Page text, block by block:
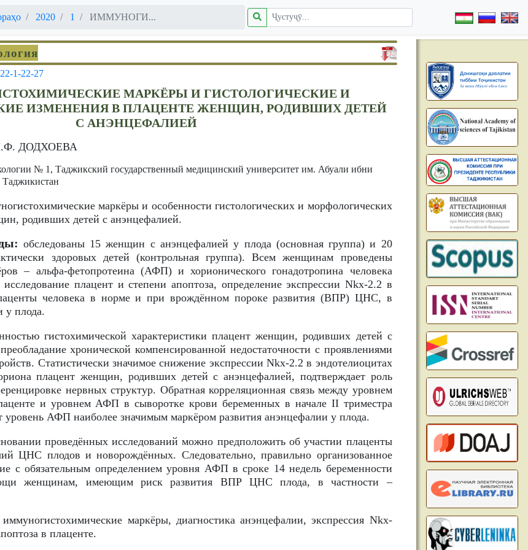
2020 1 ИММУНОГИ...
1-22-27
МАРКЁРЫ И ГИСТОЛОГИЧЕСКИЕ И
ИЗМЕНЕНИЯ В ПЛАЦЕНТЕ ЖЕНЩИН, РОДИВШИХ ДЕТЕЙ
С АНЭНЦЕФАЛИЕЙ
ДОДХОЕВА
№ 1, Таджикский государственный медицинский университет им. Абуали ибни
маркёры и особенности гистологических и морфологических
родивших детей с анэнцефалией.
обследованы 15 женщин с анэнцефалией у плода (основная группа) и 20
здоровых детей (контрольная группа). Всем женщинам проведены
– альфа-фетопротеина (АФП) и хорионического гонадотропина человека
плацент и степени апоптоза, определение экспрессии Nkx-2.2 в
человека в норме и при врождённом пороке развития (ВПР) ЦНС, в
у плода.
гистохимической характеристики плацент женщин, родивших детей с
хронической компенсированной недостаточности с проявлениями
Статистически значимое снижение экспрессии Nkx-2.2 в эндотелиоцитах
плацент женщин, родивших детей с анэнцефалией, подтверждает роль
нервных структур. Обратная корреляционная связь между уровнем
и уровнем АФП в сыворотке крови беременных в начале II триместра
уровень АФП наиболее значимым маркёром развития анэнцефалии у плода.
проведённых исследований можно предположить об участии плаценты
ЦНС плодов и новорождённых. Следовательно, правильно организованное
с обязательным определением уровня АФП в сроке 14 недель беременности
женщинам, имеющим риск развития ВПР ЦНС плода, в частности –
иммуногистохимические маркёры, диагностика анэнцефалии, экспрессия Nkx-
в плаценте.